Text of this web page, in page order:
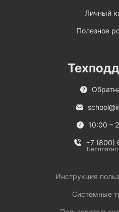
Личный
Полезное
10:00 –
+7 (800)
Инструкция
Системные